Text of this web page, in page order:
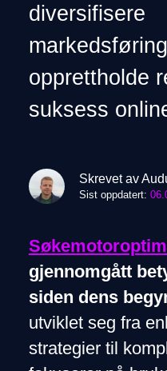
diversifisere
opprettholde
suksess
Skrevet av
Sist oppdatert:
gjennomgått
siden dens
utviklet seg fra
strategier til